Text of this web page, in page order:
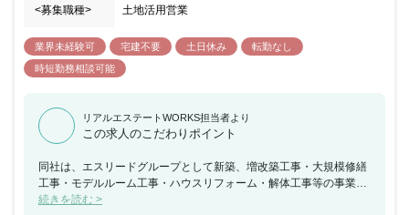
<募集職種> 土地活用営業
業界未経験可 宅建不要 土日休み
転勤なし
時短勤務相談可能
リアルエステートWORKS担当者より
この求人のこだわりポイント
同社は、エスリードグループとして新築、増改築工事・大規模修繕
工事・モデルルーム工事・ハウスリフォーム・解体工事等の事業を
展開しており、親会社のエスリードの案件をメインに業務を行って
続きを読む >